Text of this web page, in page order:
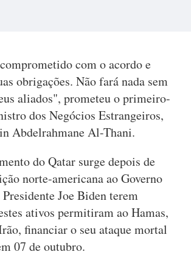
com o acordo e
obrigações. Não fará nada sem
aliados", prometeu o primeiro-
dos Negócios Estrangeiros,
Abdelrahmane Al-Thani.
do Qatar surge depois de
norte-americana ao Governo
Joe Biden terem
ativos permitiram ao Hamas,
financiar o seu ataque mortal
07 de outubro.